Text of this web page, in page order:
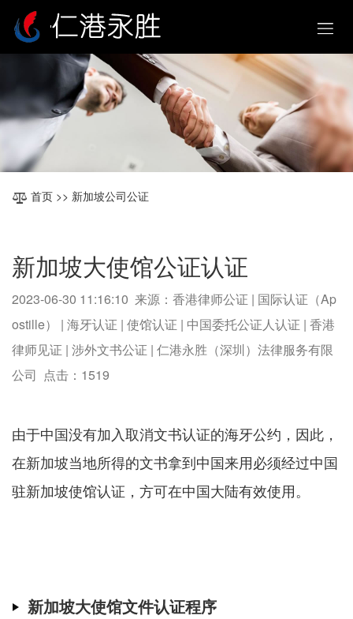
首页 >> 新加坡公司公证
新加坡大使馆公证认证
2023-06-30 11:16:10 来源：香港律师公证 | 国际认证（Ap
ostille） | 海牙认证 | 使馆认证 | 中国委托公证人认证 | 香港
律师见证 | 涉外文书公证 | 仁港永胜（深圳）法律服务有限
公司 点击： 1519
由于中国没有加入取消文书认证的海牙公约，因此，
在新加坡当地所得的文书拿到中国来用必须经过中国
驻新加坡使馆认证，方可在中国大陆有效使用。
新加坡大使馆文件认证程序